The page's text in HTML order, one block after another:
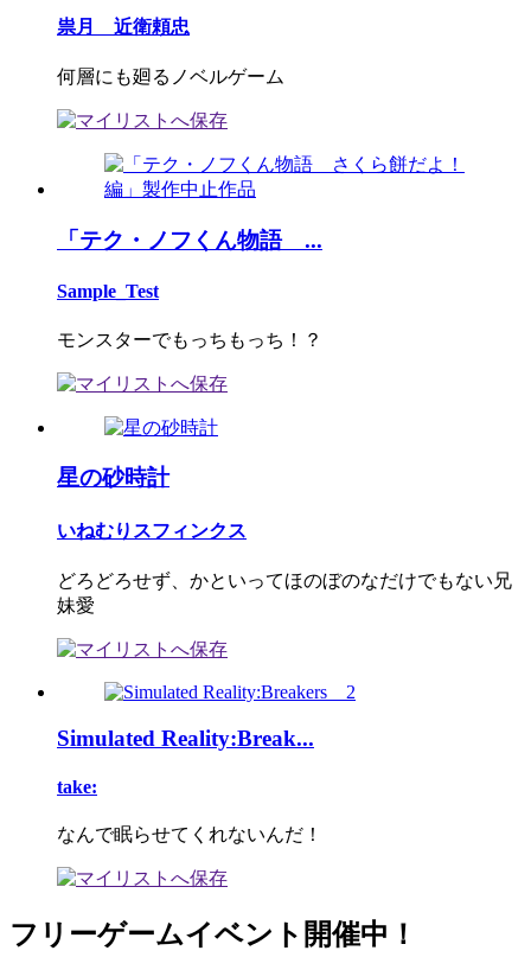
祟月 近衛頼忠
何層にも廻るノベルゲーム
「テク・ノフくん物語 ...
Sample_Test
モンスターでもっちもっち！？
星の砂時計
いねむりスフィンクス
どろどろせず、かといってほのぼのなだけでもない兄
妹愛
Simulated Reality:Break...
take:
なんで眠らせてくれないんだ！
フリーゲームイベント開催中！